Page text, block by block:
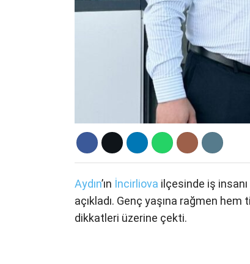
Aydın’ın İncirliova ilçesinde iş insanı
açıkladı. Genç yaşına rağmen
dikkatleri üzerine çekti.